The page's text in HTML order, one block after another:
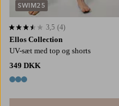
Ellos Collection
UV-sæt med top og shorts
349 DKK
3 farver
3,5 baseret på 4 bedømmelser
3,5 (4)
SWIM25